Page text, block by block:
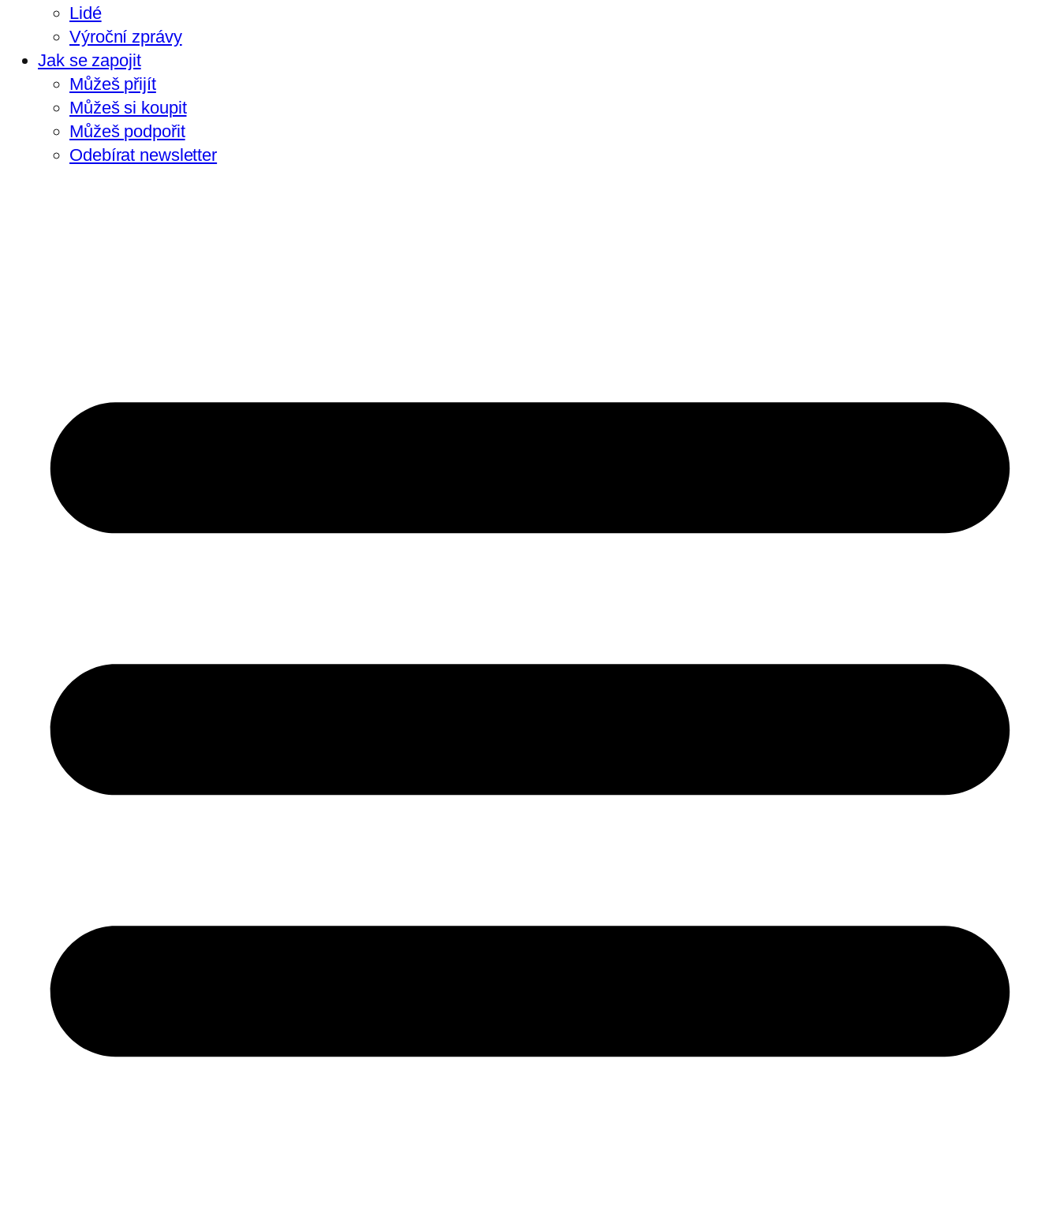
Lidé
Výroční zprávy
Jak se zapojit
Můžeš přijít
Můžeš si koupit
Můžeš podpořit
Odebírat newsletter